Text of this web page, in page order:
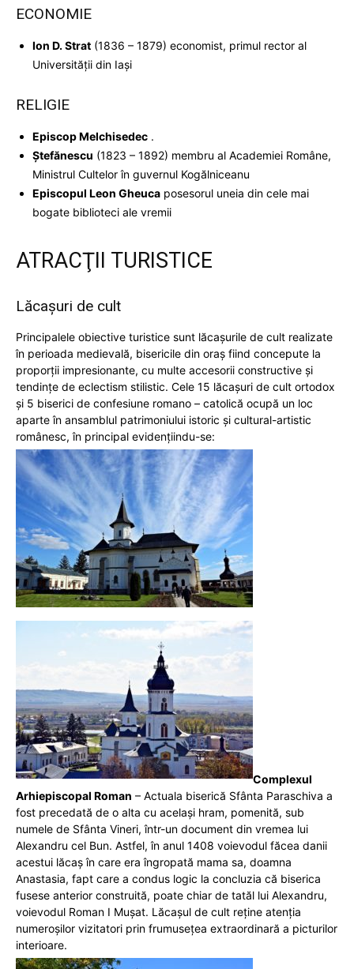
ECONOMIE
Ion D. Strat (1836 – 1879) economist, primul rector al
Universităţii din Iaşi
RELIGIE
Episcop Melchisedec .
Ştefănescu (1823 – 1892) membru al Academiei Române,
Ministrul Cultelor în guvernul Kogălniceanu
Episcopul Leon Gheuca posesorul uneia din cele mai
bogate biblioteci ale vremii
ATRACŢII TURISTICE
Lăcașuri de cult
Principalele obiective turistice sunt lăcaşurile de cult realizate
în perioada medievală, bisericile din oraş fiind concepute la
proporţii impresionante, cu multe accesorii constructive şi
tendinţe de eclectism stilistic. Cele 15 lăcaşuri de cult ortodox
şi 5 biserici de confesiune romano – catolică ocupă un loc
aparte în ansamblul patrimoniului istoric şi cultural-artistic
românesc, în principal evidenţiindu-se:
Complexul
Arhiepiscopal Roman – Actuala biserică Sfânta Paraschiva a
fost precedată de o alta cu acelaşi hram, pomenită, sub
numele de Sfânta Vineri, într-un document din vremea lui
Alexandru cel Bun. Astfel, în anul 1408 voievodul făcea danii
acestui lăcaş în care era îngropată mama sa, doamna
Anastasia, fapt care a condus logic la concluzia că biserica
fusese anterior construită, poate chiar de tatăl lui Alexandru,
voievodul Roman I Mușat. Lăcaşul de cult reține atenția
numeroșilor vizitatori prin frumusețea extraordinară a picturilor
interioare.